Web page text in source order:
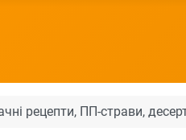
рецепти, ПП-страви,